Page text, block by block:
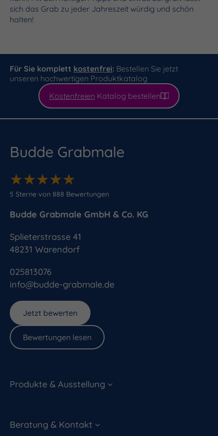
sich das Grab zu jeder Jahreszeit würdig und schön
halten!
Für Sie komplett kostenfrei: Bestellen Sie jetzt
unseren hochwertigen Produktkatalog
Kostenfreien Katalog bestellen
Budde Grabmale
★★★★★
★★★★★
5 Sterne von 888 Bewertungen
Budde Grabmale GmbH & Co. KG
info@budde-grabmale.de
025813076
Splieterstrasse 41
48231 Warendorf
Jetzt bewerten
Bewertungen lesen
Produkte & Ausstellung
Beratung & Kontakt